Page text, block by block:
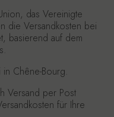
das Vereinigte
die Versandkosten bei
basierend auf dem
Chêne-Bourg.
Versand per Post
für Ihre